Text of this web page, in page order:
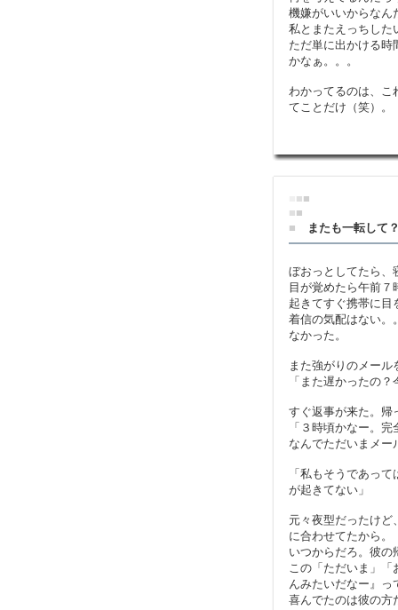
機嫌がいいからなん
私とまたえっちした
ただ単に出かける時
かなぁ。。。
わかってるのは、こ
てことだけ（笑）。
■■
■■
■
またも一転して
ぼおっとしてたら、
目が覚めたら午前
起きてすぐ携帯に目
着信の気配はない。
なかった。
また強がりのメール
「また遅かったの
すぐ返事が来た。帰
「３時頃かなー。
なんでただいまメー
「私もそうであっ
が起きてない」
元々夜型だったけど
に合わせてたから。
いつからだろ。彼の
この「ただいま」「
んみたいだなー』っ
喜んでたのは彼の方